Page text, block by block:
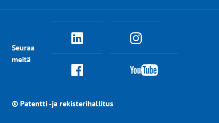
Seuraa
meitä
PRH
PRH
PRH
© Patentti -ja rekisterihallitus